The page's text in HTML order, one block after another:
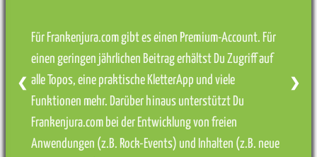
Für Frankenjura.com gibt es einen Premium-Account. Für
einen geringen jährlichen Beitrag erhältst Du Zugriff auf
alle Topos, eine praktische KletterApp und viele
Funktionen mehr. Darüber hinaus unterstützt Du
Frankenjura.com bei der Entwicklung von freien
Anwendungen (z.B. Rock-Events) und Inhalten (z.B. neue
❮ ❯